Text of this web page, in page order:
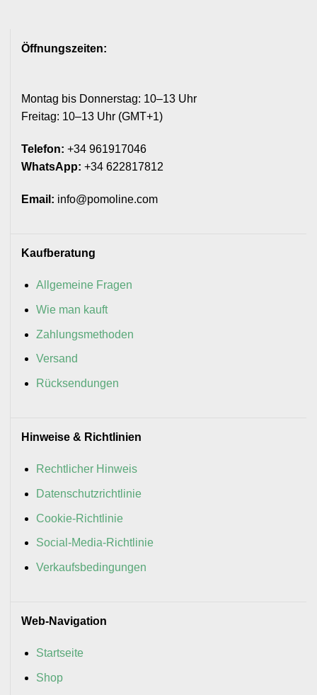
Öffnungszeiten:
Montag bis Donnerstag: 10–13 Uhr
Freitag: 10–13 Uhr (GMT+1)
Telefon: +34 961917046
WhatsApp: +34 622817812
Email: info@pomoline.com
Kaufberatung
Allgemeine Fragen
Wie man kauft
Zahlungsmethoden
Versand
Rücksendungen
Hinweise & Richtlinien
Rechtlicher Hinweis
Datenschutzrichtlinie
Cookie-Richtlinie
Social-Media-Richtlinie
Verkaufsbedingungen
Web-Navigation
Startseite
Shop